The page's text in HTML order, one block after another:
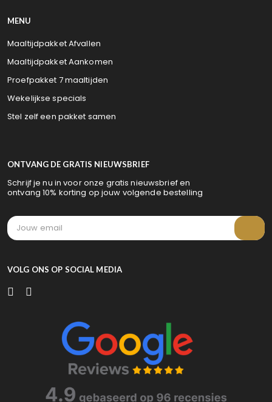
MENU
Maaltijdpakket Afvallen
Maaltijdpakket Aankomen
Proefpakket 7 maaltijden
Wekelijkse specials
Stel zelf een pakket samen
ONTVANG DE GRATIS NIEUWSBRIEF
Schrijf je nu in voor onze gratis nieuwsbrief en
ontvang 10% korting op jouw volgende bestelling
VOLG ONS OP SOCIAL MEDIA